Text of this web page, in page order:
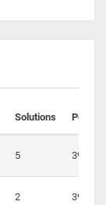
Solutions Points
5 39
2 39